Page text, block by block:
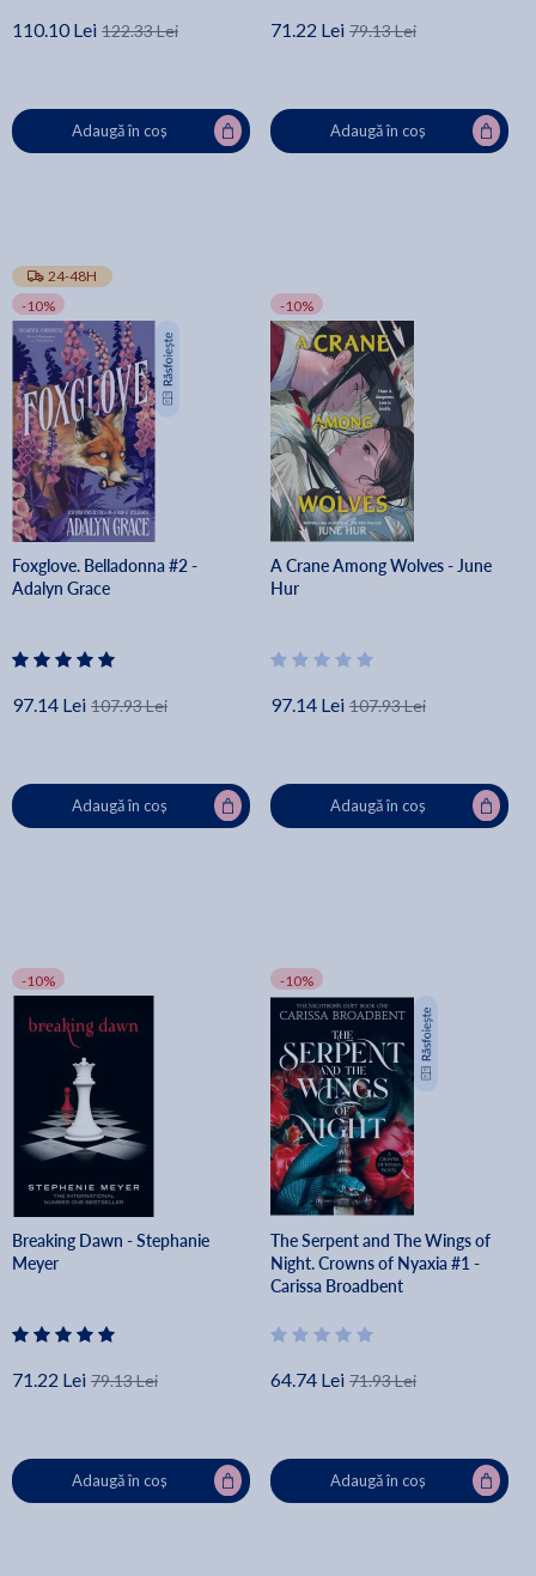
110.10 Lei 122.33 Lei
Adaugă în coș
71.22 Lei 79.13 Lei
Adaugă în coș
24-48H
-10%
Foxglove. Belladonna #2 -
Adalyn Grace
97.14 Lei 107.93 Lei
Adaugă în coș
-10%
A Crane Among Wolves - June
Hur
97.14 Lei 107.93 Lei
Adaugă în coș
-10%
Breaking Dawn - Stephanie
Meyer
71.22 Lei 79.13 Lei
Adaugă în coș
-10%
The Serpent and The Wings of
Night. Crowns of Nyaxia #1 -
Carissa Broadbent
64.74 Lei 71.93 Lei
Adaugă în coș